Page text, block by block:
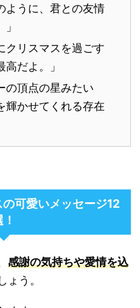
ように、君との友情
クリスマスを過ごす
だよ。」
の頂点の星みたい
輝かせてくれる存在
可愛いメッセージ12
感謝の気持ちや愛情を込
ょう。